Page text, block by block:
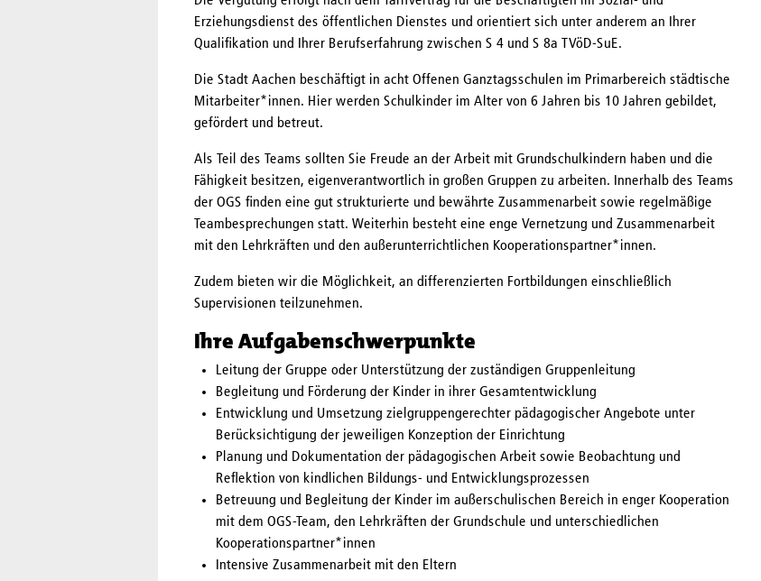
Erziehungsdienst des öffentlichen Dienstes und orientiert sich unter anderem an Ihrer
Qualifikation und Ihrer Berufserfahrung zwischen S 4 und S 8a TVöD-SuE.
Die Stadt Aachen beschäftigt in acht Offenen Ganztagsschulen im Primarbereich städtische
Mitarbeiter*innen. Hier werden Schulkinder im Alter von 6 Jahren bis 10 Jahren gebildet,
gefördert und betreut.
Als Teil des Teams sollten Sie Freude an der Arbeit mit Grundschulkindern haben und die
Fähigkeit besitzen, eigenverantwortlich in großen Gruppen zu arbeiten. Innerhalb des Teams
der OGS finden eine gut strukturierte und bewährte Zusammenarbeit sowie regelmäßige
Teambesprechungen statt. Weiterhin besteht eine enge Vernetzung und Zusammenarbeit
mit den Lehrkräften und den außerunterrichtlichen Kooperationspartner*innen.
Zudem bieten wir die Möglichkeit, an differenzierten Fortbildungen einschließlich
Supervisionen teilzunehmen.
Ihre Aufgabenschwerpunkte
Leitung der Gruppe oder Unterstützung der zuständigen Gruppenleitung
Begleitung und Förderung der Kinder in ihrer Gesamtentwicklung
Entwicklung und Umsetzung zielgruppengerechter pädagogischer Angebote unter
Berücksichtigung der jeweiligen Konzeption der Einrichtung
Planung und Dokumentation der pädagogischen Arbeit sowie Beobachtung und
Reflektion von kindlichen Bildungs- und Entwicklungsprozessen
Betreuung und Begleitung der Kinder im außerschulischen Bereich in enger Kooperation
mit dem OGS-Team, den Lehrkräften der Grundschule und unterschiedlichen
Kooperationspartner*innen
Intensive Zusammenarbeit mit den Eltern